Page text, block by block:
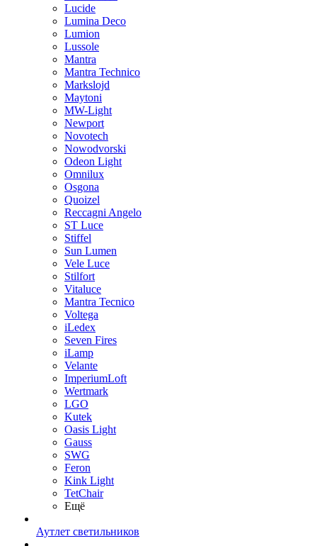
Lucide
Lumina Deco
Lumion
Lussole
Mantra
Mantra Technico
Markslojd
Maytoni
MW-Light
Newport
Novotech
Nowodvorski
Odeon Light
Omnilux
Osgona
Quoizel
Reccagni Angelo
ST Luce
Stiffel
Sun Lumen
Vele Luce
Stilfort
Vitaluce
Mantra Tecnico
Voltega
iLedex
Seven Fires
iLamp
Velante
ImperiumLoft
Wertmark
LGO
Kutek
Oasis Light
Gauss
SWG
Feron
Kink Light
TetСhair
Ещё
Аутлет светильников